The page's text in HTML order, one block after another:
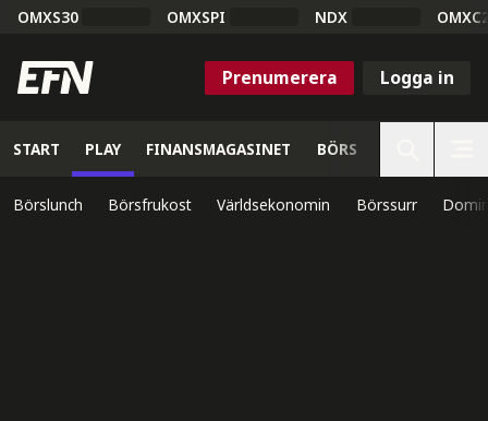
OMXS30 OMXSPI NDX
Prenumerera Logga in
START PLAY FINANSMAGASINET BÖRS
Börslunch Börsfrukost Världsekonomin Börssurr